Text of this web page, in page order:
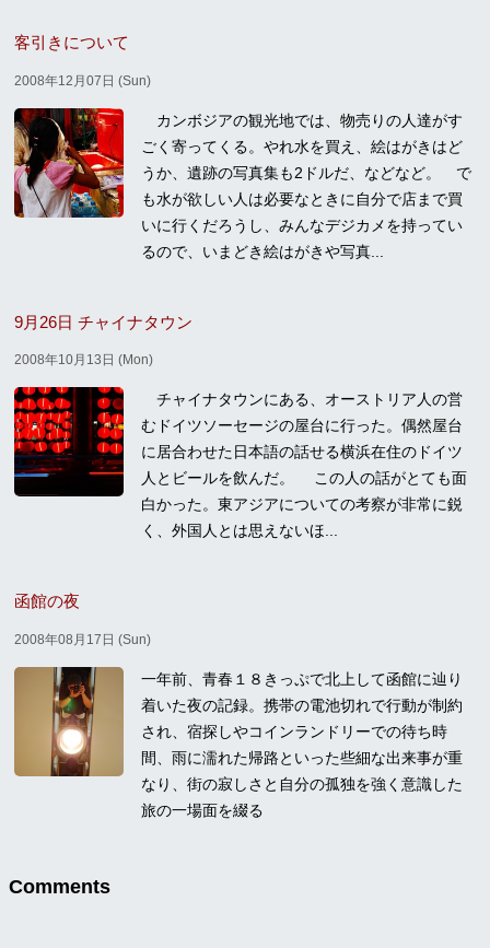
客引きについて
2008年12月07日 (Sun)
カンボジアの観光地では、物売りの人達がす
ごく寄ってくる。やれ水を買え、絵はがきはど
うか、遺跡の写真集も2ドルだ、などなど。 で
も水が欲しい人は必要なときに自分で店まで買
いに行くだろうし、みんなデジカメを持ってい
るので、いまどき絵はがきや写真...
9月26日 チャイナタウン
2008年10月13日 (Mon)
チャイナタウンにある、オーストリア人の営
むドイツソーセージの屋台に行った。偶然屋台
に居合わせた日本語の話せる横浜在住のドイツ
人とビールを飲んだ。 この人の話がとても面
白かった。東アジアについての考察が非常に鋭
く、外国人とは思えないほ...
函館の夜
2008年08月17日 (Sun)
一年前、青春１８きっぷで北上して函館に辿り
着いた夜の記録。携帯の電池切れで行動が制約
され、宿探しやコインランドリーでの待ち時
間、雨に濡れた帰路といった些細な出来事が重
なり、街の寂しさと自分の孤独を強く意識した
旅の一場面を綴る
Comments